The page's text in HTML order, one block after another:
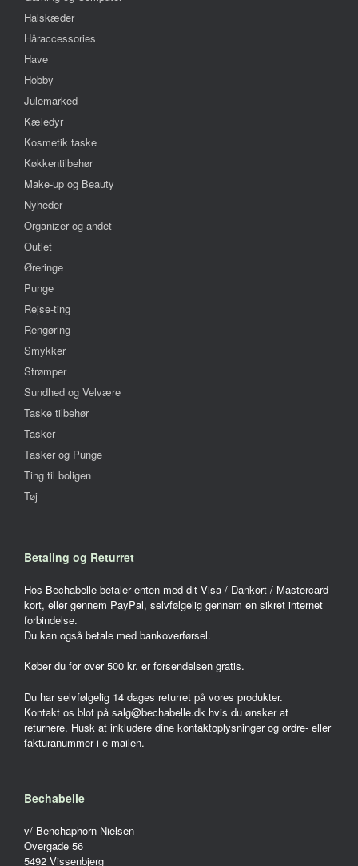
Halskæder
Håraccessories
Have
Hobby
Julemarked
Kæledyr
Kosmetik taske
Køkkentilbehør
Make-up og Beauty
Nyheder
Organizer og andet
Outlet
Øreringe
Punge
Rejse-ting
Rengøring
Smykker
Strømper
Sundhed og Velvære
Taske tilbehør
Tasker
Tasker og Punge
Ting til boligen
Tøj
Betaling og Returret
Hos Bechabelle betaler enten med dit Visa / Dankort / Mastercard
kort, eller gennem PayPal, selvfølgelig gennem en sikret internet
forbindelse.
Du kan også betale med bankoverførsel.
Køber du for over 500 kr. er forsendelsen gratis.
Du har selvfølgelig 14 dages returret på vores produkter.
Kontakt os blot på salg@bechabelle.dk hvis du ønsker at
returnere. Husk at inkludere dine kontaktoplysninger og ordre- eller
fakturanummer i e-mailen.
Bechabelle
v/ Benchaphorn Nielsen
Overgade 56
5492 Vissenbjerg